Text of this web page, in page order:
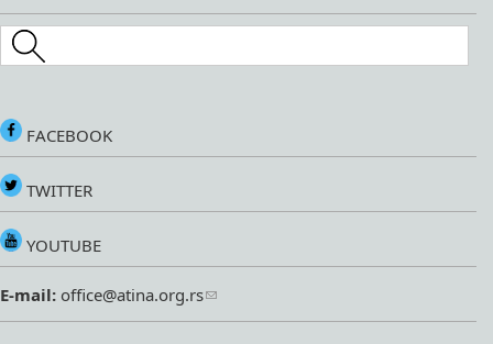
Search this site
FACEBOOK
TWITTER
YOUTUBE
E-mail: office@atina.org.rs